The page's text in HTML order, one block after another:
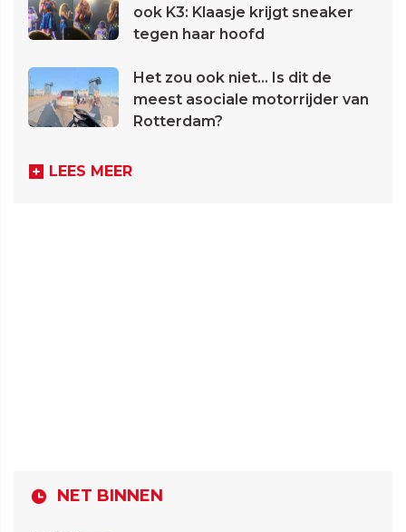
ook K3: Klaasje krijgt sneaker
tegen haar hoofd
Het zou ook niet... Is dit de
meest asociale motorrijder van
Rotterdam?
LEES MEER
NET BINNEN